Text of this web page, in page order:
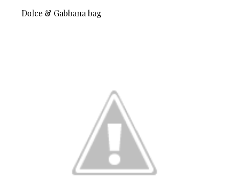
Dolce & Gabbana bag